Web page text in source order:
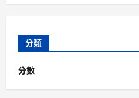
分類
分數